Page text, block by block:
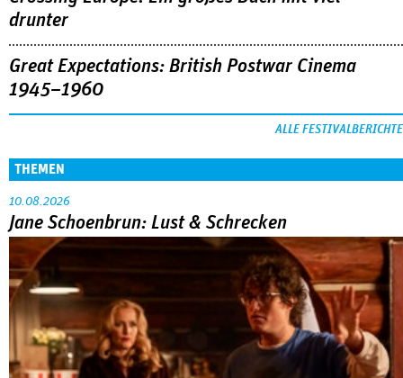
drunter
Great Expectations: British Postwar Cinema
1945–1960
ALLE FESTIVALBERICHTE
THEMEN
10.08.2026
Jane Schoenbrun: Lust & Schrecken